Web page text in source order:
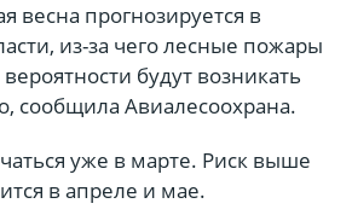
весна прогнозируется в
из-за чего лесные пожары
будут возникать
сообщила Авиалесоохрана.
уже в марте. Риск выше
в апреле и мае.